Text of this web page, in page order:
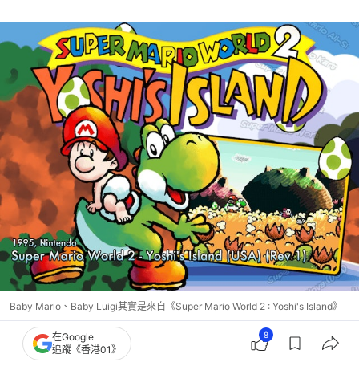
Baby Mario、Baby Luigi其實是來自《Super Mario World 2 : Yoshi's Island》
👉 韓妹MomoRina高達直播｜瞓身製作好睇過東雲
在Google
追蹤《香港01》
8